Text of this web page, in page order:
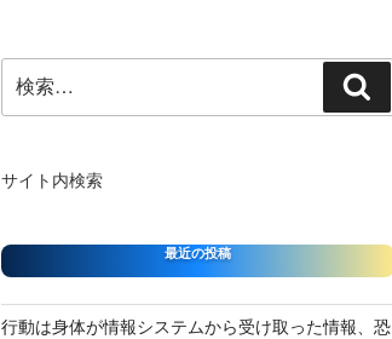
索:
索
サイト内検索
最近の投稿
行動は身体が情報システムから受け取った情報、恐